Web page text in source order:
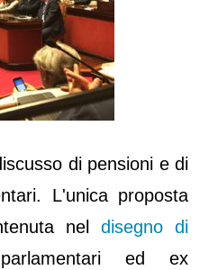
di pensioni e di
L'unica proposta
nel disegno di
ed ex